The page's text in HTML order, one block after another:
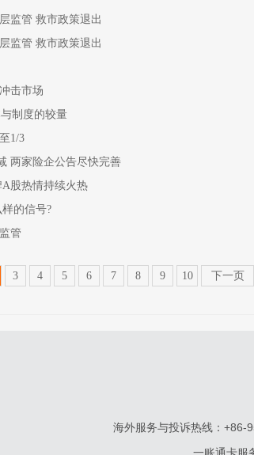
监管 救市政策退出
监管 救市政策退出
击市场
制度的较量
1/3
两家险企公告尽快完善
股热情持续火热
的信号?
管
3 4 5 6 7 8 9 10 下一页
海外服务与投诉热线：+86-